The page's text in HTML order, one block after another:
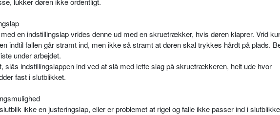
en indstillingslap vrides denne ud med en skruetrækker, hvis døren klaprer. Vrid
indtil fallen går stramt ind, men ikke så stramt at døren skal trykkes hårdt på plads.
under arbejdet.
slås indstillingslappen ind ved at slå med lette slag på skruetrækkeren, helt ude hvor
fast i slutblikket.
ikke en justeringslap, eller er problemet at rigel og falle ikke passer ind i